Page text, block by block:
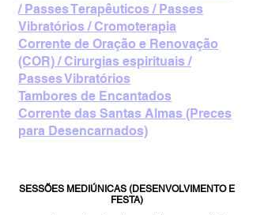
/ Passes Terapêuticos / Passes
Vibratórios / Cromoterapia
Corrente de Oração e Renovação
(COR) / Cirurgias espirituais /
Passes Vibratórios
Tambores de Encantados
Corrente das Santas Almas (Preces
para Desencarnados)
SESSÕES MEDIÚNICAS (DESENVOLVIMENTO E
FESTA)